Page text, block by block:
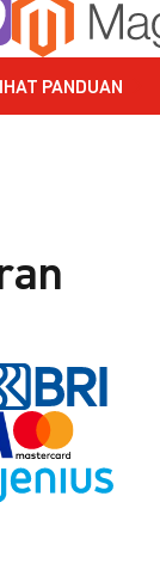
PANDUAN